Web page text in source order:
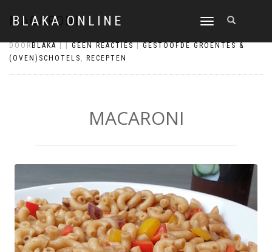
BLAKA ONLINE
SCHAKEL
MENU
MACARONI
DOOR BLAKA GEEN REACTIES
GESTOOFDE GROENTES &
(OVEN)SCHOTELS , RECEPTEN
MACARONI